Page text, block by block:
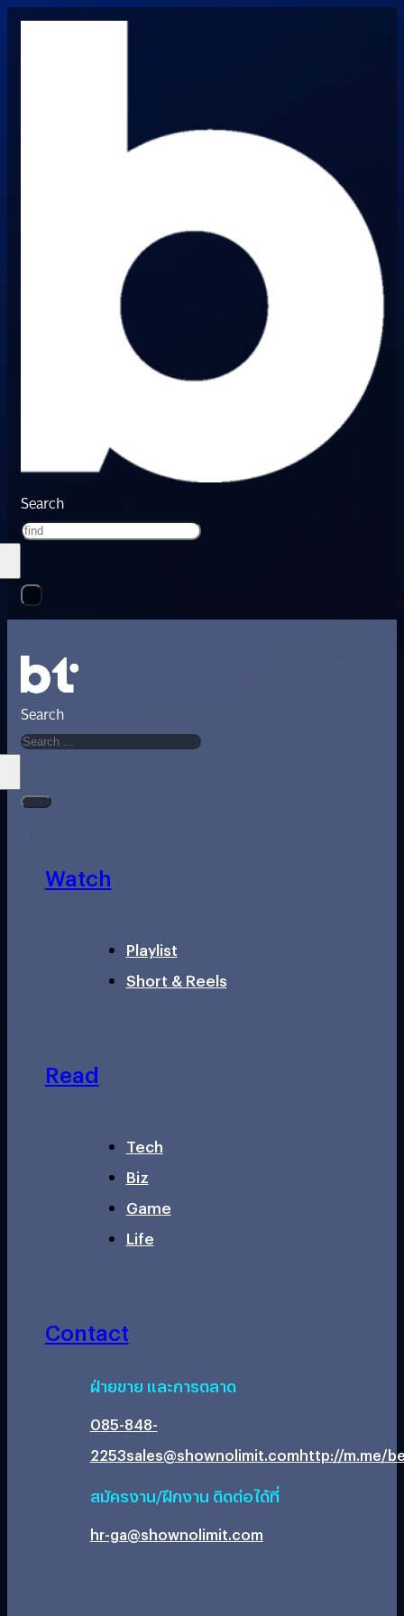
Search
Search
Watch
Playlist
Short & Reels
Read
Tech
Biz
Game
Life
Contact
ฝ่ายขาย และการตลาด
085-848-
2253sales@shownolimit.comhttp://m.me/
สมัครงาน/ฝึกงาน ติดต่อได้ที่
hr-ga@shownolimit.com